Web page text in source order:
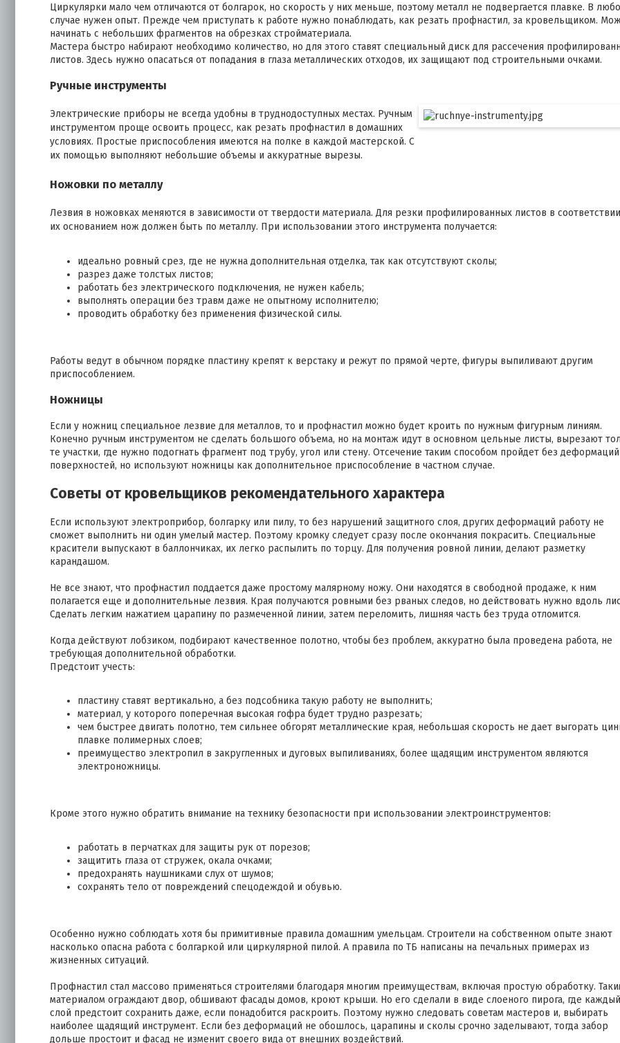
Циркулярки мало чем отличаются от болгарок, но скорость у них меньше, поэтому металл не подвергается плавке. В
случае нужен опыт. Прежде чем приступать к работе нужно понаблюдать, как резать профнастил, за кровельщиком.
начинать с небольших фрагментов на обрезках стройматериала.
Мастера быстро набирают необходимо количество, но для этого ставят специальный диск для рассечения
листов. Здесь нужно опасаться от попадания в глаза металлических отходов, их защищают под строительными очками.
Ручные инструменты
Электрические приборы не всегда удобны в труднодоступных местах. Ручным
инструментом проще освоить процесс, как резать профнастил в домашних
условиях. Простые приспособления имеются на полке в каждой мастерской. С
их помощью выполняют небольшие объемы и аккуратные вырезы.
Ножовки по металлу
Лезвия в ножовках меняются в зависимости от твердости материала. Для резки профилированных листов в
их основанием нож должен быть по металлу. При использовании этого инструмента получается:
идеально ровный срез, где не нужна дополнительная отделка, так как отсутствуют сколы;
разрез даже толстых листов;
работать без электрического подключения, не нужен кабель;
выполнять операции без травм даже не опытному исполнителю;
проводить обработку без применения физической силы.
Работы ведут в обычном порядке пластину крепят к верстаку и режут по прямой черте, фигуры выпиливают другим
приспособлением.
Ножницы
Если у ножниц специальное лезвие для металлов, то и профнастил можно будет кроить по нужным фигурным линиям.
Конечно ручным инструментом не сделать большого объема, но на монтаж идут в основном цельные листы, вырезают
те участки, где нужно подогнать фрагмент под трубу, угол или стену. Отсечение таким способом пройдет без деформаций
поверхностей, но используют ножницы как дополнительное приспособление в частном случае.
Советы от кровельщиков рекомендательного характера
Если используют электроприбор, болгарку или пилу, то без нарушений защитного слоя, других деформаций работу не
сможет выполнить ни один умелый мастер. Поэтому кромку следует сразу после окончания покрасить. Специальные
красители выпускают в баллончиках, их легко распылить по торцу. Для получения ровной линии, делают разметку
карандашом.
Не все знают, что профнастил поддается даже простому малярному ножу. Они находятся в свободной продаже, к ним
полагается еще и дополнительные лезвия. Края получаются ровными без рваных следов, но действовать нужно вдоль
Сделать легким нажатием царапину по размеченной линии, затем переломить, лишняя часть без труда отломится.
Когда действуют лобзиком, подбирают качественное полотно, чтобы без проблем, аккуратно была проведена работа, не
требующая дополнительной обработки.
Предстоит учесть:
пластину ставят вертикально, а без подсобника такую работу не выполнить;
материал, у которого поперечная высокая гофра будет трудно разрезать;
чем быстрее двигать полотно, тем сильнее обгорят металлические края, небольшая скорость не дает выгорать
плавке полимерных слоев;
преимущество электропил в закругленных и дуговых выпиливаниях, более щадящим инструментом являются
электроножницы.
Кроме этого нужно обратить внимание на технику безопасности при использовании электроинструментов:
работать в перчатках для защиты рук от порезов;
защитить глаза от стружек, окала очками;
предохранять наушниками слух от шумов;
сохранять тело от повреждений спецодеждой и обувью.
Особенно нужно соблюдать хотя бы примитивные правила домашним умельцам. Строители на собственном опыте знают
насколько опасна работа с болгаркой или циркулярной пилой. А правила по ТБ написаны на печальных примерах из
жизненных ситуаций.
Профнастил стал массово применяться строителями благодаря многим преимуществам, включая простую обработку.
материалом ограждают двор, обшивают фасады домов, кроют крыши. Но его сделали в виде слоеного пирога, где каждый
слой предстоит сохранить даже, если понадобится раскроить. Поэтому нужно следовать советам мастеров и, выбирать
наиболее щадящий инструмент. Если без деформаций не обошлось, царапины и сколы срочно заделывают, тогда забор
дольше простоит и фасад не изменит своего вида от внешних воздействий.